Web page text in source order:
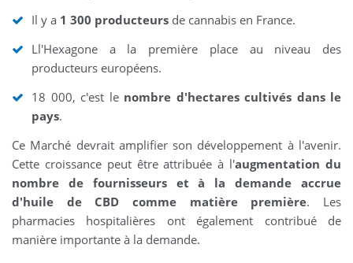
Il y a 1 300 producteurs de cannabis en France.
Ll'Hexagone a la première place au niveau des
producteurs européens.
18 000, c'est le nombre d'hectares cultivés dans le
pays.
Ce Marché devrait amplifier son développement à l'avenir.
Cette croissance peut être attribuée à l'augmentation du
nombre de fournisseurs et à la demande accrue
d'huile de CBD comme matière première. Les
pharmacies hospitalières ont également contribué de
manière importante à la demande.